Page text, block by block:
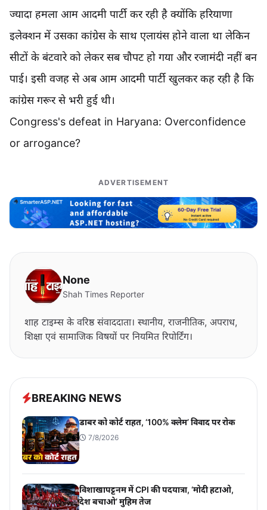
ज्यादा हमला आम आदमी पार्टी कर रही है क्योंकि हरियाणा
इलेक्शन में उसका कांग्रेस के साथ एलायंस होने वाला था लेकिन
सीटों के बंटवारे को लेकर सब चौपट हो गया और रजामंदी नहीं बन
पाई। इसी वजह से अब आम आदमी पार्टी खुलकर कह रही है कि
कांग्रेस गरूर से भरी हुई थी।
Congress's defeat in Haryana: Overconfidence
or arrogance?
ADVERTISEMENT
None
Shah Times Reporter
शाह टाइम्स के वरिष्ठ संवाददाता। स्थानीय, राजनीतिक, अपराध,
शिक्षा एवं सामाजिक विषयों पर नियमित रिपोर्टिंग।
BREAKING NEWS
डाबर को कोर्ट राहत, ‘100% क्लेम’ विवाद पर रोक
7/8/2026
विशाखापट्टनम में CPI की पदयात्रा, ‘मोदी हटाओ,
देश बचाओ’ मुहिम तेज